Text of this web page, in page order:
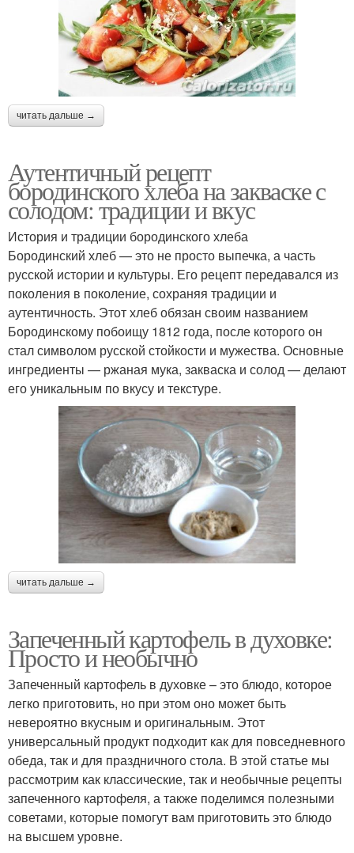
читать дальше →
Аутентичный рецепт
бородинского хлеба на закваске с
солодом: традиции и вкус
История и традиции бородинского хлеба
Бородинский хлеб — это не просто выпечка, а часть
русской истории и культуры. Его рецепт передавался из
поколения в поколение, сохраняя традиции и
аутентичность. Этот хлеб обязан своим названием
Бородинскому побоищу 1812 года, после которого он
стал символом русской стойкости и мужества. Основные
ингредиенты — ржаная мука, закваска и солод — делают
его уникальным по вкусу и текстуре.
читать дальше →
Запеченный картофель в духовке:
Просто и необычно
Запеченный картофель в духовке – это блюдо, которое
легко приготовить, но при этом оно может быть
невероятно вкусным и оригинальным. Этот
универсальный продукт подходит как для повседневного
обеда, так и для праздничного стола. В этой статье мы
рассмотрим как классические, так и необычные рецепты
запеченного картофеля, а также поделимся полезными
советами, которые помогут вам приготовить это блюдо
на высшем уровне.